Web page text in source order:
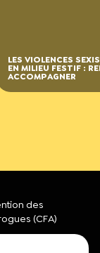
LES VIOLENCES
EN MILIEU FESTIF :
ACCOMPAGNER
des
(CFA)